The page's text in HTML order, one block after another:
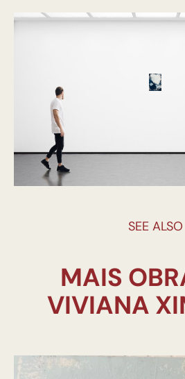
SEE ALSO
MAIS